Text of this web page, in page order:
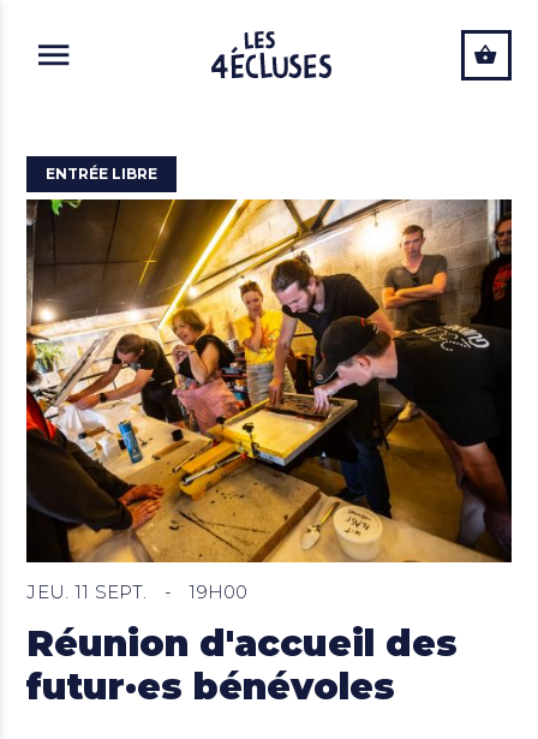
ENTRÉE LIBRE
JEU. 11 SEPT. - 19H00
Réunion d'accueil des
futur·es bénévoles